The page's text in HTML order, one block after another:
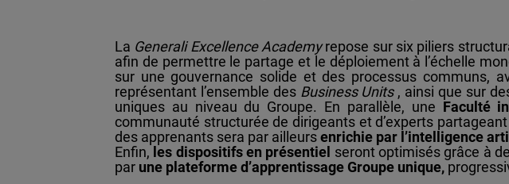
La Generali Excellence Academy repose sur six piliers
afin de permettre le partage et le déploiement à l’échelle
sur une gouvernance solide et des processus communs,
représentant l’ensemble des Business Units , ainsi que sur
uniques au niveau du Groupe. En parallèle, une Faculté
communauté structurée de dirigeants et d’experts
des apprenants sera par ailleursenrichie par l’intelligence
Enfin, les dispositifs en présentiel seront optimisés grâce à
par une plateforme d’apprentissage Groupe unique,